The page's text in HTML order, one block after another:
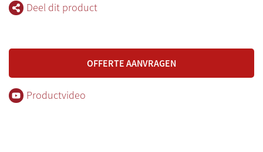
Deel dit product
OFFERTE AANVRAGEN
Productvideo